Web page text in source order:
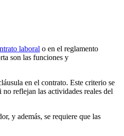
laboral o en el reglamento
son las funciones y
en el contrato. Este criterio se
reflejan las actividades reales del
y además, se requiere que las